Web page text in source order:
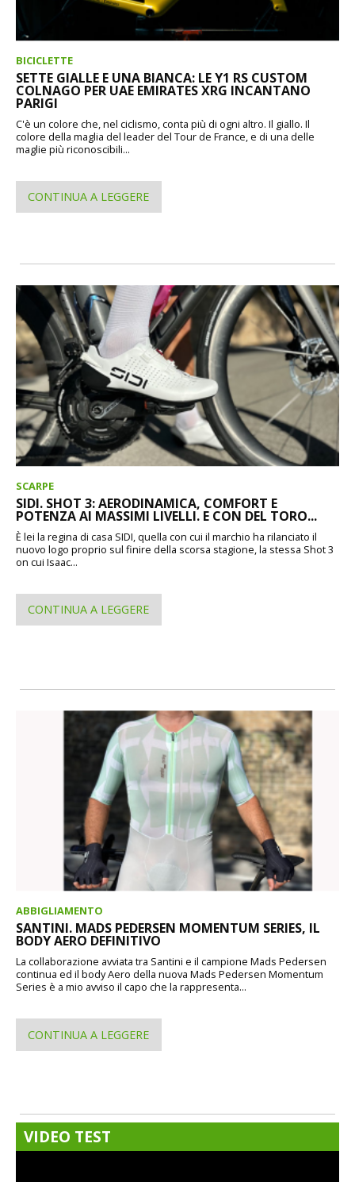
BICICLETTE
SETTE GIALLE E UNA BIANCA: LE Y1 RS CUSTOM
COLNAGO PER UAE EMIRATES XRG INCANTANO
PARIGI
C'è un colore che, nel ciclismo, conta più di ogni altro. Il giallo. Il
colore della maglia del leader del Tour de France, e di una delle
maglie più riconoscibili...
CONTINUA A LEGGERE
SCARPE
SIDI. SHOT 3: AERODINAMICA, COMFORT E
POTENZA AI MASSIMI LIVELLI. E CON DEL TORO...
È lei la regina di casa SIDI, quella con cui il marchio ha rilanciato il
nuovo logo proprio sul finire della scorsa stagione, la stessa Shot 3
on cui Isaac...
CONTINUA A LEGGERE
ABBIGLIAMENTO
SANTINI. MADS PEDERSEN MOMENTUM SERIES, IL
BODY AERO DEFINITIVO
La collaborazione avviata tra Santini e il campione Mads Pedersen
continua ed il body Aero della nuova Mads Pedersen Momentum
Series è a mio avviso il capo che la rappresenta...
CONTINUA A LEGGERE
VIDEO TEST